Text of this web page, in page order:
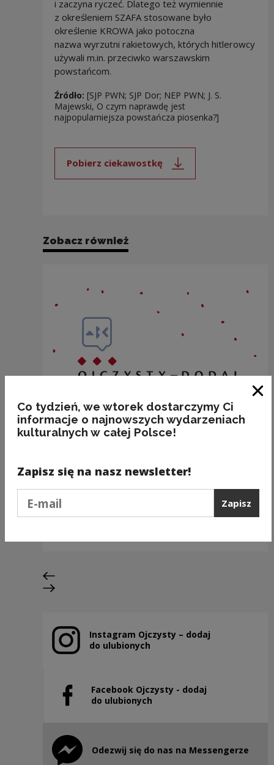
i zaczyna ryczeć. Dlatego też wymiennie
z określeniem SZAFA stosowane było
określenie KROWA jako potoczna
nazwa wyrzutni rakietowych, których hitlerowcy
używali m.in. przeciwko warszawskim
powstańcom.
Źródło: [SJP PWN; SJP Dor; NEP PWN; J. S.
Majewski, O czym naprawdę jest
najpopularniejsza powstańcza piosenka?]
Pobierz ciekawostkę
Uwaga, link zostanie otwarty
Zobacz również
(NIE) ROBIĆ z IGŁY WIDŁY
Poprzedni slajd
Następny slajd
Instagram Ojczysty – dodaj
do ulubionych
Uwaga, link zostanie otwarty w nowym oknie
Facebook Ojczysty - dodaj
do ulubionych
Uwaga, link zostanie otwarty w nowym oknie
Odezwij się do nas na Messengerze
Uwaga, link zostanie otwarty w nowym oknie
Co tydzień, we wtorek dostarczymy Ci
informacje o najnowszych wydarzeniach
kulturalnych w całej Polsce!
Zapisz się na nasz newsletter!
Zapisz